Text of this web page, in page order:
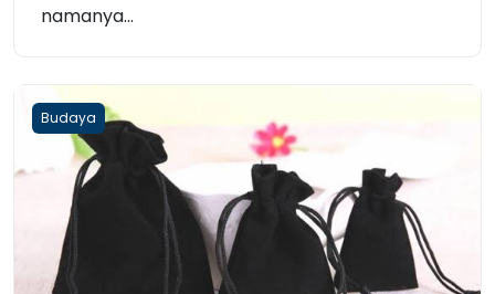
namanya...
Budaya